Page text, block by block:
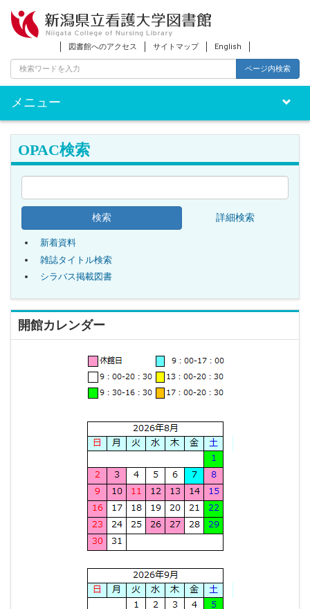
図書館へのアクセス サイトマップ English
ページ内検索
Toggle
メニュー
OPAC検索
詳細検索
新着資料
雑誌タイトル検索
シラバス掲載図書
開館カレンダー